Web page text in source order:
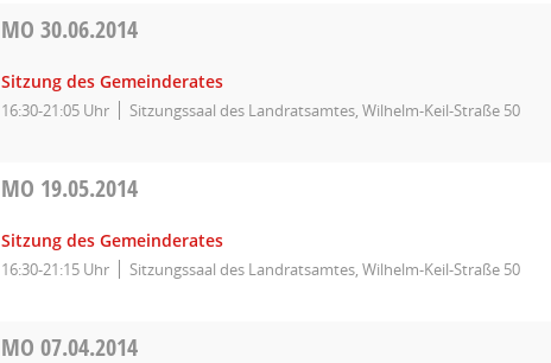
MO30.06.2014
Sitzung des Gemeinderates
16:30-21:05 Uhr Sitzungssaal des Landratsamtes, Wilhelm-Keil-Straße 50
MO 19.05.2014
Sitzung des Gemeinderates
16:30-21:15 Uhr Sitzungssaal des Landratsamtes, Wilhelm-Keil-Straße 50
MO07.04.2014